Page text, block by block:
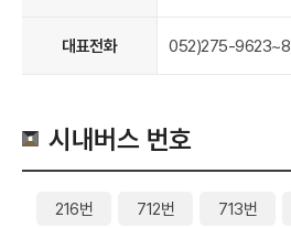
대표전화 052)275-9623~8
시내버스 번호
216번 712번 713번